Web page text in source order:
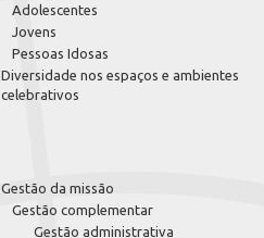
Adolescentes
Jovens
Pessoas Idosas
Diversidade nos espaços e ambientes
celebrativos
Gestão da missão
Gestão complementar
Gestão administrativa